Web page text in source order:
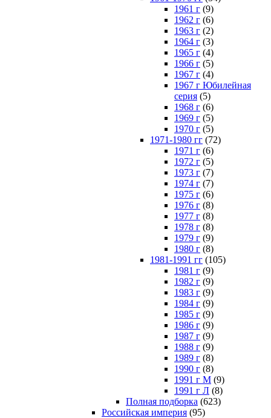
1961 г (9)
1962 г (6)
1963 г (2)
1964 г (3)
1965 г (4)
1966 г (5)
1967 г (4)
1967 г Юбилейная
серия (5)
1968 г (6)
1969 г (5)
1970 г (5)
1971-1980 гг (72)
1971 г (6)
1972 г (5)
1973 г (7)
1974 г (7)
1975 г (6)
1976 г (8)
1977 г (8)
1978 г (8)
1979 г (9)
1980 г (8)
1981-1991 гг (105)
1981 г (9)
1982 г (9)
1983 г (9)
1984 г (9)
1985 г (9)
1986 г (9)
1987 г (9)
1988 г (9)
1989 г (8)
1990 г (8)
1991 г М (9)
1991 г Л (8)
Полная подборка (623)
Российская империя (95)